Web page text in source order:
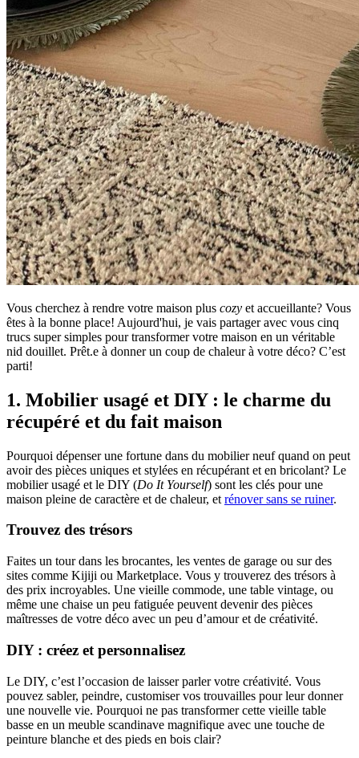
Vous cherchez à rendre votre maison plus cozy et accueillante? Vous
êtes à la bonne place! Aujourd'hui, je vais partager avec vous cinq
trucs super simples pour transformer votre maison en un véritable
nid douillet. Prêt.e à donner un coup de chaleur à votre déco? C’est
parti!
1. Mobilier usagé et DIY : le charme du
récupéré et du fait maison
Pourquoi dépenser une fortune dans du mobilier neuf quand on peut
avoir des pièces uniques et stylées en récupérant et en bricolant? Le
mobilier usagé et le DIY (Do It Yourself) sont les clés pour une
maison pleine de caractère et de chaleur, et rénover sans se ruiner.
Trouvez des trésors
Faites un tour dans les brocantes, les ventes de garage ou sur des
sites comme Kijiji ou Marketplace. Vous y trouverez des trésors à
des prix incroyables. Une vieille commode, une table vintage, ou
même une chaise un peu fatiguée peuvent devenir des pièces
maîtresses de votre déco avec un peu d’amour et de créativité.
DIY : créez et personnalisez
Le DIY, c’est l’occasion de laisser parler votre créativité. Vous
pouvez sabler, peindre, customiser vos trouvailles pour leur donner
une nouvelle vie. Pourquoi ne pas transformer cette vieille table
basse en un meuble scandinave magnifique avec une touche de
peinture blanche et des pieds en bois clair?